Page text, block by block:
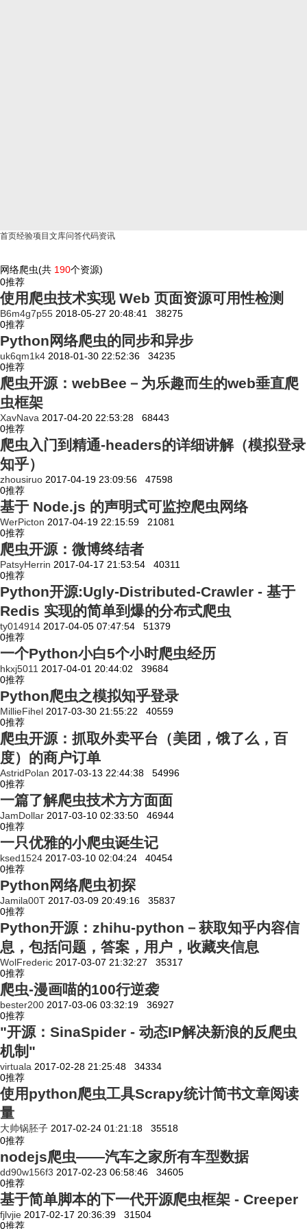
首页经验项目 文库问答代码资讯
网络爬虫(共 190个资源)
0推荐
使用爬虫技术实现 Web 页面资源可用性检测
B6m4g7p55 2018-05-27 20:48:41
38275
0推荐
Python网络爬虫的同步和异步
uk6qm1k4 2018-01-30 22:52:36
34235
0推荐
爬虫开源：webBee－为乐趣而生的web垂直爬
虫框架
XavNava 2017-04-20 22:53:28
68443
0推荐
爬虫入门到精通-headers的详细讲解（模拟登录
知乎）
zhousiruo 2017-04-19 23:09:56
47598
0推荐
基于 Node.js 的声明式可监控爬虫网络
WerPicton 2017-04-19 22:15:59
21081
0推荐
爬虫开源：微博终结者
PatsyHerrin 2017-04-17 21:53:54
40311
0推荐
Python开源:Ugly-Distributed-Crawler - 基于
Redis 实现的简单到爆的分布式爬虫
ty014914 2017-04-05 07:47:54
51379
0推荐
一个Python小白5个小时爬虫经历
hkxj5011 2017-04-01 20:44:02
39684
0推荐
Python爬虫之模拟知乎登录
MillieFihel 2017-03-30 21:55:22
40559
0推荐
爬虫开源：抓取外卖平台（美团，饿了么，百
度）的商户订单
AstridPolan 2017-03-13 22:44:38
54996
0推荐
一篇了解爬虫技术方方面面
JamDollar 2017-03-10 02:33:50
46944
0推荐
一只优雅的小爬虫诞生记
ksed1524 2017-03-10 02:04:24
40454
0推荐
Python网络爬虫初探
Jamila00T 2017-03-09 20:49:16
35837
0推荐
Python开源：zhihu-python－获取知乎内容信
息，包括问题，答案，用户，收藏夹信息
WolFrederic 2017-03-07 21:32:27
35317
0推荐
爬虫-漫画喵的100行逆袭
bester200 2017-03-06 03:32:19
36927
0推荐
"开源：SinaSpider - 动态IP解决新浪的反爬虫
机制"
virtuala 2017-02-28 21:25:48
34334
0推荐
使用python爬虫工具Scrapy统计简书文章阅读
量
大帅锅胚子 2017-02-24 01:21:18
35518
0推荐
nodejs爬虫——汽车之家所有车型数据
dd90w156f3 2017-02-23 06:58:46
34605
0推荐
基于简单脚本的下一代开源爬虫框架 - Creeper
fjlvjie 2017-02-17 20:36:39
31504
0推荐